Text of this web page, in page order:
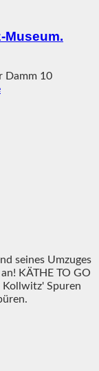
Museum.
Damm 10
seines Umzuges
KÄTHE TO GO
Spuren